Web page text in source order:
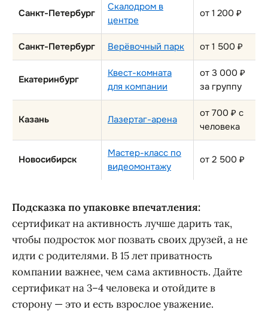
Санкт-Петербург
Скалодром в
центре
от 1 200 ₽
Санкт-Петербург Верёвочный парк от 1 500 ₽
Екатеринбург
Квест-комната
для компании
от 3 000 ₽
за группу
Казань Лазертаг-арена
от 700 ₽ с
человека
Новосибирск
Мастер-класс по
видеомонтажу
от 2 500 ₽
Подсказка по упаковке впечатления:
сертификат на активность лучше дарить так,
чтобы подросток мог позвать своих друзей, а не
идти с родителями. В 15 лет приватность
компании важнее, чем сама активность. Дайте
сертификат на 3–4 человека и отойдите в
сторону — это и есть взрослое уважение.